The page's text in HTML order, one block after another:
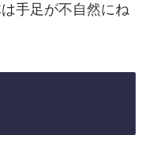
手足が不自然にね